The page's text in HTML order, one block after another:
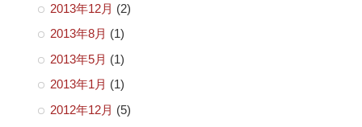
2013年12月 (2)
2013年8月 (1)
2013年5月 (1)
2013年1月 (1)
2012年12月 (5)